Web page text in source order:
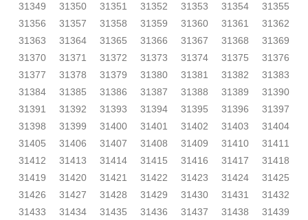
31349
31350 31351 31352 31353 31354
31355
31356
31357 31358 31359 31360 31361
31362
31363
31364 31365 31366 31367 31368
31369
31370
31371 31372 31373 31374 31375
31376
31377
31378 31379 31380 31381 31382
31383
31384
31385 31386 31387 31388 31389
31390
31391
31392 31393 31394 31395 31396
31397
31398
31399 31400 31401 31402 31403
31404
31405
31406 31407 31408 31409 31410
31411
31412
31413 31414 31415 31416 31417
31418
31419
31420 31421 31422 31423 31424
31425
31426
31427 31428 31429 31430 31431
31432
31433
31434 31435 31436 31437 31438
31439